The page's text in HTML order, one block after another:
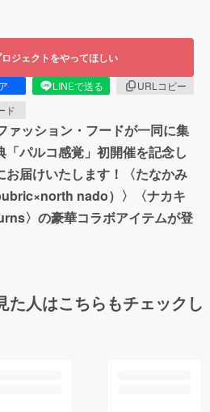
ジェクトをやってほしい
LINEで送る
URLコピー
ド
ァッション・フードが一同に集
パルコ感覚」初開催を記念し
お届けいたします！〈たなかみ
nado）〉〈ナカキ
〉の豪華コラボアイテムが登
た人はこちらもチェックし